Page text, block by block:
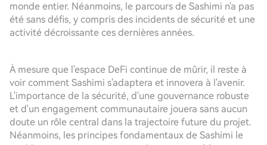
monde entier. Néanmoins, le parcours de Sashimi n'a pas
été sans défis, y compris des incidents de sécurité et une
activité décroissante ces dernières années.
À mesure que l'espace DeFi continue de mûrir, il reste à
voir comment Sashimi s'adaptera et innovera à l'avenir.
L'importance de la sécurité, d'une gouvernance robuste
et d'un engagement communautaire jouera sans aucun
doute un rôle central dans la trajectoire future du projet.
Néanmoins, les principes fondamentaux de Sashimi le